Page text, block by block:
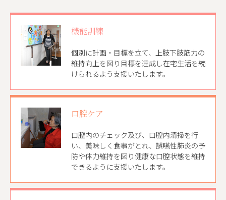
機能訓練
個別に計画・目標を立て、上肢下肢筋力の
維持向上を図り目標を達成し在宅生活を続
けられるよう支援いたします。
口腔ケア
口腔内のチェック及び、口腔内清掃を行
い、美味しく食事がとれ、誤嚥性肺炎の予
防や体力維持を図り健康な口腔状態を維持
できるように支援いたします。